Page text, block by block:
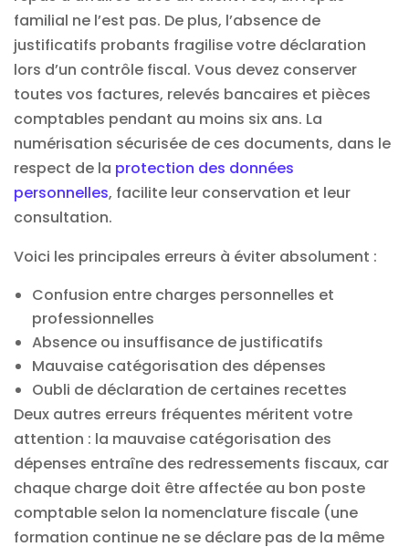
familial ne l’est pas. De plus, l’absence de
justificatifs probants fragilise votre déclaration
lors d’un contrôle fiscal. Vous devez conserver
toutes vos factures, relevés bancaires et pièces
comptables pendant au moins six ans. La
numérisation sécurisée de ces documents, dans le
respect de la protection des données
personnelles, facilite leur conservation et leur
consultation.
Voici les principales erreurs à éviter absolument :
Confusion entre charges personnelles et
professionnelles
Absence ou insuffisance de justificatifs
Mauvaise catégorisation des dépenses
Oubli de déclaration de certaines recettes
Deux autres erreurs fréquentes méritent votre
attention : la mauvaise catégorisation des
dépenses entraîne des redressements fiscaux, car
chaque charge doit être affectée au bon poste
comptable selon la nomenclature fiscale (une
formation continue ne se déclare pas de la même